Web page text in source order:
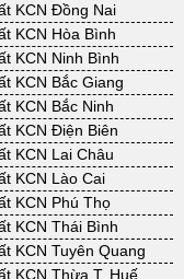
KCN Đồng Nai
KCN Hòa Bình
KCN Ninh Bình
KCN Bắc Giang
KCN Bắc Ninh
KCN Điện Biên
KCN Lai Châu
KCN Lào Cai
KCN Phú Thọ
KCN Thái Bình
KCN Tuyên Quang
KCN Thừa T. Huế